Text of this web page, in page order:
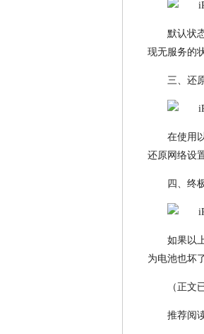
默认状
现无服务的
三、还
在使用
还原网络设置
四、终
如果以
为电池也坏
（正文
推荐阅